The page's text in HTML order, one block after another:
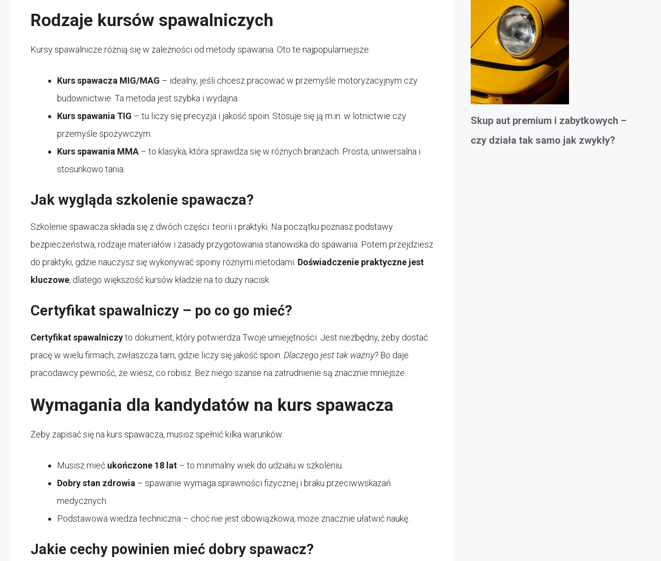
Rodzaje kursów spawalniczych
Kursy spawalnicze różnią się w zależności od metody spawania. Oto te najpopularniejsze:
Kurs spawacza MIG/MAG – idealny, jeśli chcesz pracować w przemyśle motoryzacyjnym czy
budownictwie. Ta metoda jest szybka i wydajna.
Kurs spawania TIG – tu liczy się precyzja i jakość spoin. Stosuje się ją m.in. w lotnictwie czy
przemyśle spożywczym.
Kurs spawania MMA – to klasyka, która sprawdza się w różnych branżach. Prosta, uniwersalna i
stosunkowo tania.
Jak wygląda szkolenie spawacza?
Szkolenie spawacza składa się z dwóch części: teorii i praktyki. Na początku poznasz podstawy
bezpieczeństwa, rodzaje materiałów i zasady przygotowania stanowiska do spawania. Potem przejdziesz
do praktyki, gdzie nauczysz się wykonywać spoiny różnymi metodami. Doświadczenie praktyczne jest
kluczowe, dlatego większość kursów kładzie na to duży nacisk.
Certyfikat spawalniczy – po co go mieć?
Certyfikat spawalniczyto dokument, który potwierdza Twoje umiejętności. Jest niezbędny, żeby dostać
pracę w wielu firmach, zwłaszcza tam, gdzie liczy się jakość spoin. Dlaczego jest tak ważny? Bo daje
pracodawcy pewność, że wiesz, co robisz. Bez niego szanse na zatrudnienie są znacznie mniejsze.
Wymagania dla kandydatów na kurs spawacza
Żeby zapisać się na kurs spawacza, musisz spełnić kilka warunków:
Musisz mieć ukończone 18 lat – to minimalny wiek do udziału w szkoleniu.
Dobry stan zdrowia – spawanie wymaga sprawności fizycznej i braku przeciwwskazań
medycznych.
Podstawowa wiedza techniczna – choć nie jest obowiązkowa, może znacznie ułatwić naukę.
Jakie cechy powinien mieć dobry spawacz?
Skup aut premium i zabytkowych –
czy działa tak samo jak zwykły?